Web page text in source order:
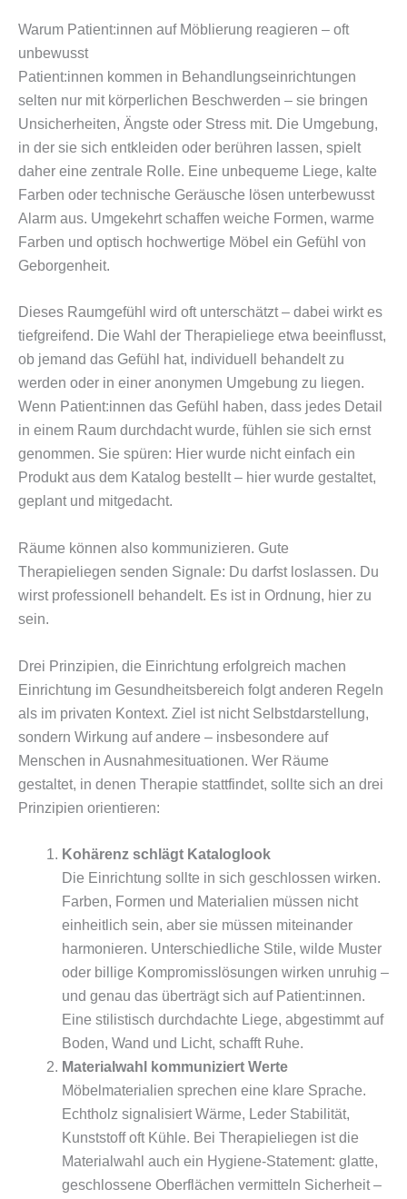
Warum Patient:innen auf Möblierung reagieren – oft
unbewusst
Patient:innen kommen in Behandlungseinrichtungen
selten nur mit körperlichen Beschwerden – sie bringen
Unsicherheiten, Ängste oder Stress mit. Die Umgebung,
in der sie sich entkleiden oder berühren lassen, spielt
daher eine zentrale Rolle. Eine unbequeme Liege, kalte
Farben oder technische Geräusche lösen unterbewusst
Alarm aus. Umgekehrt schaffen weiche Formen, warme
Farben und optisch hochwertige Möbel ein Gefühl von
Geborgenheit.
Dieses Raumgefühl wird oft unterschätzt – dabei wirkt es
tiefgreifend. Die Wahl der Therapieliege etwa beeinflusst,
ob jemand das Gefühl hat, individuell behandelt zu
werden oder in einer anonymen Umgebung zu liegen.
Wenn Patient:innen das Gefühl haben, dass jedes Detail
in einem Raum durchdacht wurde, fühlen sie sich ernst
genommen. Sie spüren: Hier wurde nicht einfach ein
Produkt aus dem Katalog bestellt – hier wurde gestaltet,
geplant und mitgedacht.
Räume können also kommunizieren. Gute
Therapieliegen senden Signale: Du darfst loslassen. Du
wirst professionell behandelt. Es ist in Ordnung, hier zu
sein.
Drei Prinzipien, die Einrichtung erfolgreich machen
Einrichtung im Gesundheitsbereich folgt anderen Regeln
als im privaten Kontext. Ziel ist nicht Selbstdarstellung,
sondern Wirkung auf andere – insbesondere auf
Menschen in Ausnahmesituationen. Wer Räume
gestaltet, in denen Therapie stattfindet, sollte sich an drei
Prinzipien orientieren:
Kohärenz schlägt Kataloglook
Die Einrichtung sollte in sich geschlossen wirken.
Farben, Formen und Materialien müssen nicht
einheitlich sein, aber sie müssen miteinander
harmonieren. Unterschiedliche Stile, wilde Muster
oder billige Kompromisslösungen wirken unruhig –
und genau das überträgt sich auf Patient:innen.
Eine stilistisch durchdachte Liege, abgestimmt auf
Boden, Wand und Licht, schafft Ruhe.
Materialwahl kommuniziert Werte
Möbelmaterialien sprechen eine klare Sprache.
Echtholz signalisiert Wärme, Leder Stabilität,
Kunststoff oft Kühle. Bei Therapieliegen ist die
Materialwahl auch ein Hygiene-Statement: glatte,
geschlossene Oberflächen vermitteln Sicherheit –